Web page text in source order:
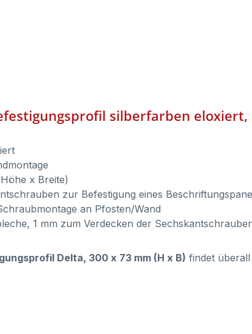
silberfarben eloxiert,
x Breite)
zur Befestigung eines
an Pfosten/Wand
1 mm zum Verdecken der
Delta, 300 x 73 mm (H x B) findet